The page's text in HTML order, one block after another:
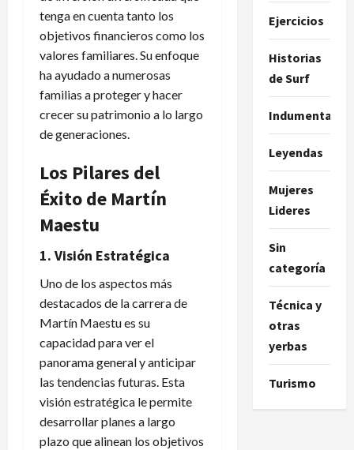
tenga en cuenta tanto los
objetivos financieros como los
valores familiares. Su enfoque
ha ayudado a numerosas
familias a proteger y hacer
crecer su patrimonio a lo largo
de generaciones.
Los Pilares del
Éxito de Martín
Maestu
1. Visión Estratégica
Uno de los aspectos más
destacados de la carrera de
Martín Maestu es su
capacidad para ver el
panorama general y anticipar
las tendencias futuras. Esta
visión estratégica le permite
desarrollar planes a largo
plazo que alinean los objetivos
Ejercicios
Historias
de Surf
Indumentaria
Leyendas
Mujeres
Lideres
Sin
categoría
Técnica y
otras
yerbas
Turismo